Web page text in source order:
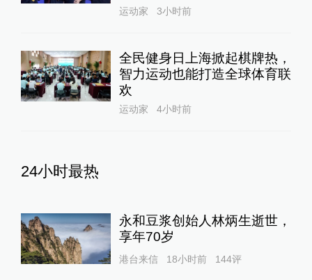
运动家 3小时前
全民健身日上海掀起棋牌热，
智力运动也能打造全球体育联
欢
运动家 4小时前
24小时最热
永和豆浆创始人林炳生逝世，
享年70岁
港台来信 18小时前 144评